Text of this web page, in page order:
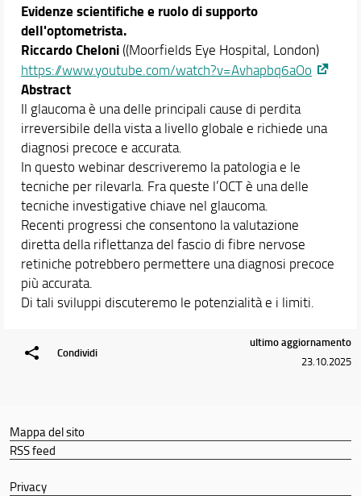
Evidenze scientifiche e ruolo di supporto
dell'optometrista.
Riccardo Cheloni((Moorfields Eye Hospital, London)
https://www.youtube.com/watch?v=Avhapbq6aOo
Abstract
Il glaucoma è una delle principali cause di perdita
irreversibile della vista a livello globale e richiede una
diagnosi precoce e accurata.
In questo webinar descriveremo la patologia e le
tecniche per rilevarla. Fra queste l’OCT è una delle
tecniche investigative chiave nel glaucoma.
Recenti progressi che consentono la valutazione
diretta della riflettanza del fascio di fibre nervose
retiniche potrebbero permettere una diagnosi precoce
più accurata.
Di tali sviluppi discuteremo le potenzialità e i limiti.
Condividi
ultimo aggiornamento
23.10.2025
Mappa del sito
RSS feed
Privacy